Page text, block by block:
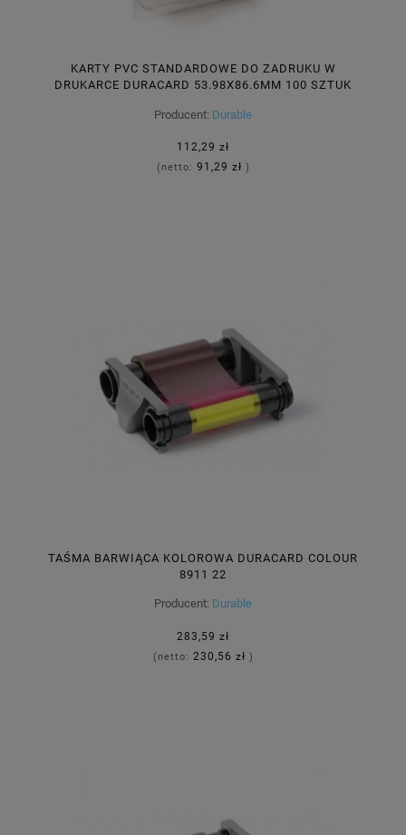
KARTY PVC STANDARDOWE DO ZADRUKU W
DRUKARCE DURACARD 53.98X86.6MM 100 SZTUK
Producent: Durable
112,29 zł
(netto: 91,29 zł )
TAŚMA BARWIĄCA KOLOROWA DURACARD COLOUR
8911 22
Producent: Durable
283,59 zł
(netto: 230,56 zł )